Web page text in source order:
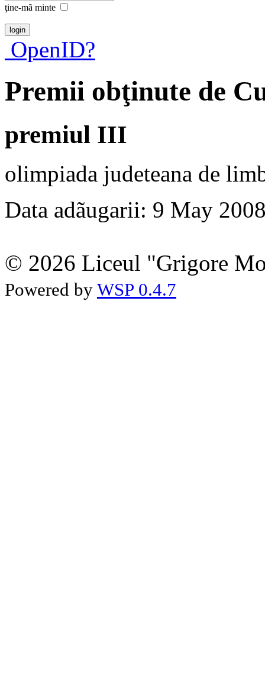
ţine-mã minte
OpenID?
Premii obţinute de
premiul III
olimpiada judeteana de
Data adãugarii: 9 May
© 2026 Liceul "Grigore
Powered by WSP 0.4.7